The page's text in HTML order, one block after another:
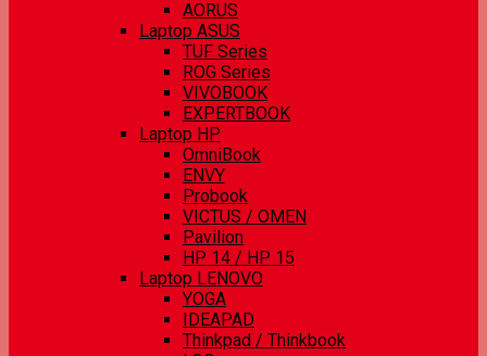
AORUS
Laptop ASUS
TUF Series
ROG Series
VIVOBOOK
EXPERTBOOK
Laptop HP
OmniBook
ENVY
Probook
VICTUS / OMEN
Pavilion
HP 14 / HP 15
Laptop LENOVO
YOGA
IDEAPAD
Thinkpad / Thinkbook